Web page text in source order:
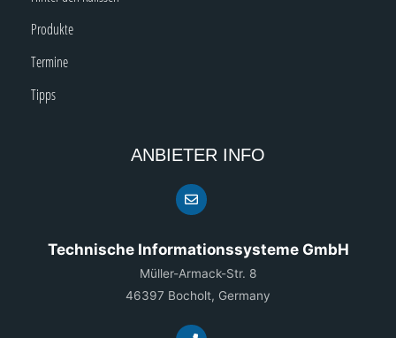
Produkte
Termine
Tipps
ANBIETER INFO
Technische Informationssysteme GmbH
Müller-Armack-Str. 8
46397 Bocholt, Germany